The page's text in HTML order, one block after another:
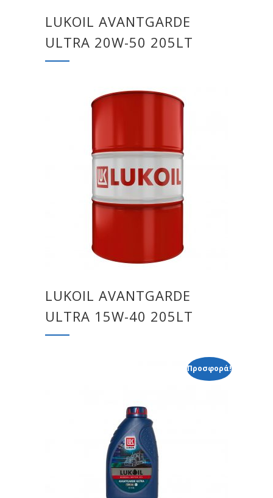
LUKOIL AVANTGARDE
ULTRA 20W-50 205LT
LUKOIL AVANTGARDE
ULTRA 15W-40 205LT
Προσφορά!